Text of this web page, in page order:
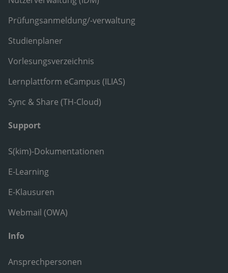
Prüfungsanmeldung/-verwaltung
Studienplaner
Vorlesungsverzeichnis
Lernplattform eCampus (ILIAS)
Sync & Share (TH-Cloud)
Support
S(kim)-Dokumentationen
E-Learning
E-Klausuren
Webmail (OWA)
Info
Ansprechpersonen